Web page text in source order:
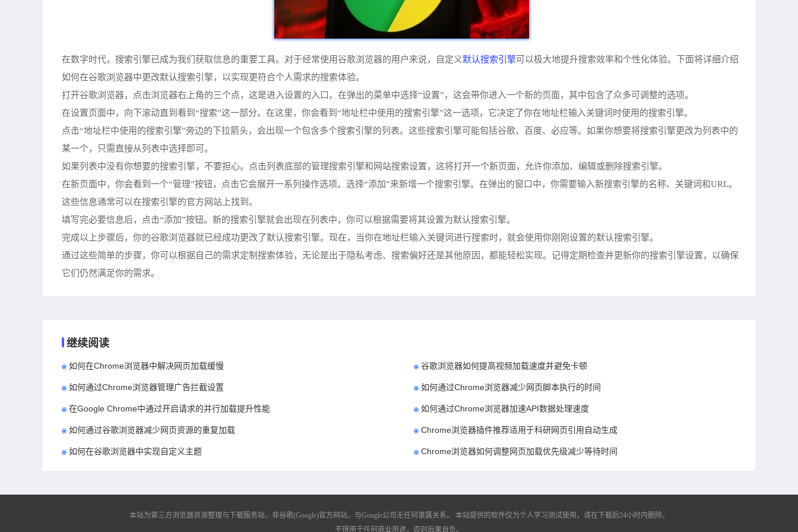
在数字时代，搜索引擎已成为我们获取信息的重要工具。对于经常使用谷歌浏览器的用户来说，自定义默认搜索引擎可以极大地提升搜索效率和个性化体验。下面将详细介绍
如何在谷歌浏览器中更改默认搜索引擎，以实现更符合个人需求的搜索体验。
打开谷歌浏览器，点击浏览器右上角的三个点，这是进入设置的入口。在弹出的菜单中选择“设置”，这会带你进入一个新的页面，其中包含了众多可调整的选项。
在设置页面中，向下滚动直到看到“搜索”这一部分。在这里，你会看到“地址栏中使用的搜索引擎”这一选项，它决定了你在地址栏输入关键词时使用的搜索引擎。
点击“地址栏中使用的搜索引擎”旁边的下拉箭头，会出现一个包含多个搜索引擎的列表。这些搜索引擎可能包括谷歌、百度、必应等。如果你想要将搜索引擎更改为列表中的
某一个，只需直接从列表中选择即可。
如果列表中没有你想要的搜索引擎，不要担心。点击列表底部的管理搜索引擎和网站搜索设置，这将打开一个新页面，允许你添加、编辑或删除搜索引擎。
在新页面中，你会看到一个“管理”按钮，点击它会展开一系列操作选项。选择“添加”来新增一个搜索引擎。在弹出的窗口中，你需要输入新搜索引擎的名称、关键词和URL。
这些信息通常可以在搜索引擎的官方网站上找到。
填写完必要信息后，点击“添加”按钮。新的搜索引擎就会出现在列表中，你可以根据需要将其设置为默认搜索引擎。
完成以上步骤后，你的谷歌浏览器就已经成功更改了默认搜索引擎。现在，当你在地址栏输入关键词进行搜索时，就会使用你刚刚设置的默认搜索引擎。
通过这些简单的步骤，你可以根据自己的需求定制搜索体验，无论是出于隐私考虑、搜索偏好还是其他原因，都能轻松实现。记得定期检查并更新你的搜索引擎设置，以确保
它们仍然满足你的需求。
继续阅读
如何在Chrome浏览器中解决网页加载缓慢 谷歌浏览器如何提高视频加载速度并避免卡顿
如何通过Chrome浏览器管理广告拦截设置 如何通过Chrome浏览器减少网页脚本执行的时间
在Google Chrome中通过开启请求的并行加载提升性能 如何通过Chrome浏览器加速API数据处理速度
如何通过谷歌浏览器减少网页资源的重复加载 Chrome浏览器插件推荐适用于科研网页引用自动生成
如何在谷歌浏览器中实现自定义主题 Chrome浏览器如何调整网页加载优先级减少等待时间
本站为第三方浏览器资源整理与下载服务站，非谷歌(Google)官方网站，与Google公司无任何隶属关系。
本站提供的软件仅为个人学习测试使用，请在下载后24小时内删除，
不得用于任何商业用途，否则后果自负。